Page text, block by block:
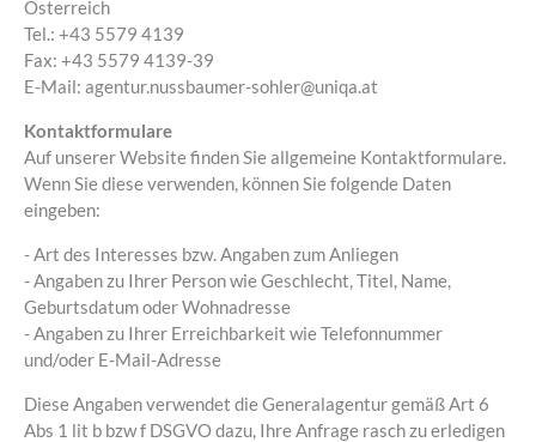
Österreich
Tel.: +43 5579 4139
Fax: +43 5579 4139-39
E-Mail: agentur.nussbaumer-sohler@uniqa.at
Kontaktformulare
Auf unserer Website finden Sie allgemeine Kontaktformulare.
Wenn Sie diese verwenden, können Sie folgende Daten
eingeben:
- Art des Interesses bzw. Angaben zum Anliegen
- Angaben zu Ihrer Person wie Geschlecht, Titel, Name,
Geburtsdatum oder Wohnadresse
- Angaben zu Ihrer Erreichbarkeit wie Telefonnummer
und/oder E-Mail-Adresse
Diese Angaben verwendet die Generalagentur gemäß Art 6
Abs 1 lit b bzw f DSGVO dazu, Ihre Anfrage rasch zu erledigen